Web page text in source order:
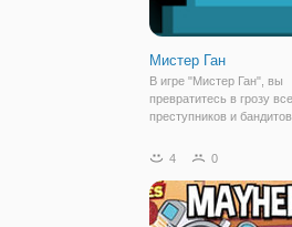
Мистер Ган
В игре "Мистер Ган", вы
превратитесь в грозу
преступников и
огнестрельного оружия
упоминании о нём,
пробирает дрожь и
4 0